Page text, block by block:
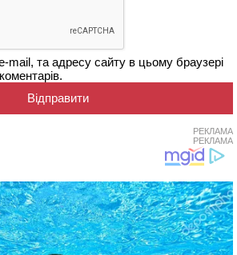
mail, та адресу сайту в цьому браузері
РЕКЛАМА
РЕКЛАМА